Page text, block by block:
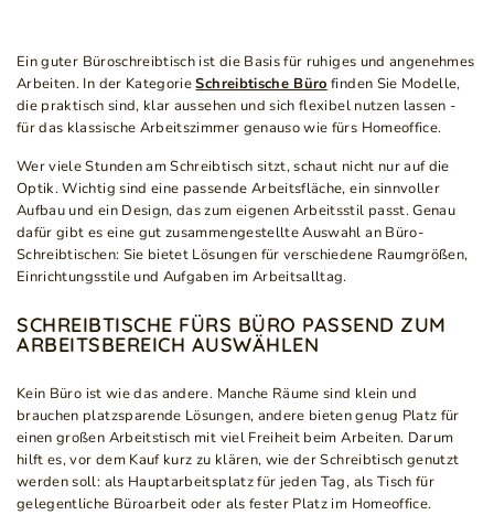
Ein guter Büroschreibtisch ist die Basis für ruhiges und angenehmes
Arbeiten. In der KategorieSchreibtische Büro finden Sie Modelle,
die praktisch sind, klar aussehen und sich flexibel nutzen lassen -
für das klassische Arbeitszimmer genauso wie fürs Homeoffice.
Wer viele Stunden am Schreibtisch sitzt, schaut nicht nur auf die
Optik. Wichtig sind eine passende Arbeitsfläche, ein sinnvoller
Aufbau und ein Design, das zum eigenen Arbeitsstil passt. Genau
dafür gibt es eine gut zusammengestellte Auswahl an Büro-
Schreibtischen: Sie bietet Lösungen für verschiedene Raumgrößen,
Einrichtungsstile und Aufgaben im Arbeitsalltag.
SCHREIBTISCHE FÜRS BÜRO PASSEND ZUM
ARBEITSBEREICH AUSWÄHLEN
Kein Büro ist wie das andere. Manche Räume sind klein und
brauchen platzsparende Lösungen, andere bieten genug Platz für
einen großen Arbeitstisch mit viel Freiheit beim Arbeiten. Darum
hilft es, vor dem Kauf kurz zu klären, wie der Schreibtisch genutzt
werden soll: als Hauptarbeitsplatz für jeden Tag, als Tisch für
gelegentliche Büroarbeit oder als fester Platz im Homeoffice.